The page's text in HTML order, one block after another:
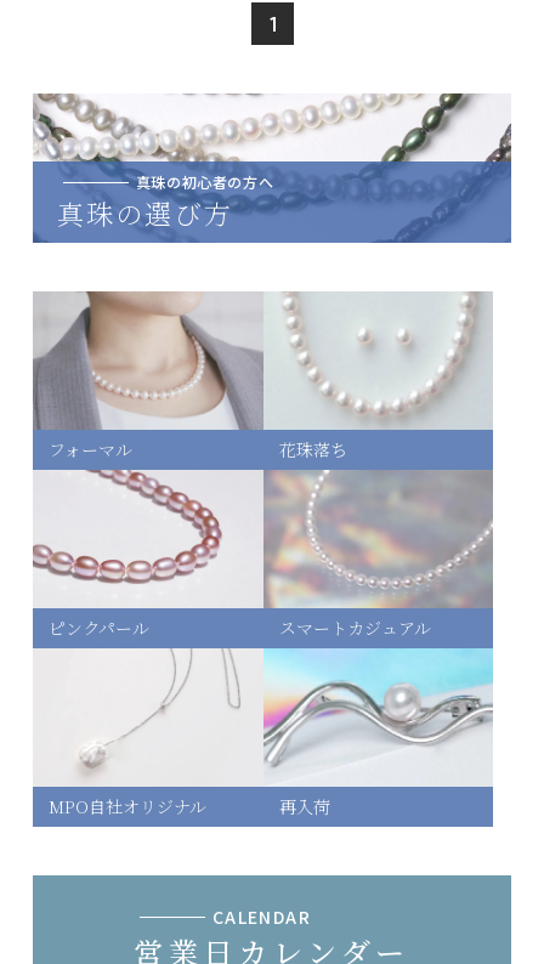
1
真珠の初心者の方へ
真珠の選び方
フォーマル 花珠落ち
ピンクパール スマートカジュアル
MPO自社オリジナル 再入荷
CALENDAR
営業日カレンダー